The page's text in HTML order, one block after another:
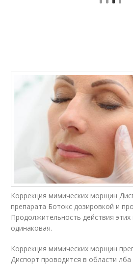
Коррекция мимических морщин
препарата Ботокс дозировкой и
Продолжительность действия
одинаковая.
Коррекция мимических морщин
Диспорт проводится в области лба